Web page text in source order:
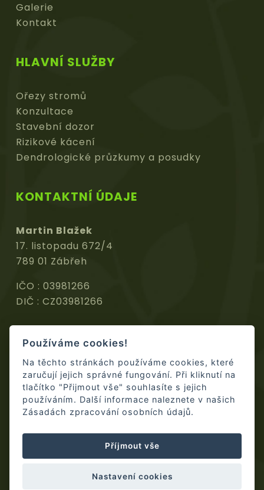
Galerie
Kontakt
HLAVNÍ SLUŽBY
Ořezy stromů
Konzultace
Stavební dozor
Rizikové kácení
Dendrologické průzkumy a posudky
KONTAKTNÍ ÚDAJE
Martin Blažek
17. listopadu 672/4
789 01 Zábřeh
IČO : 03981266
DIČ : CZ03981266
RYCHLÝ KONTAKT
+420 733 615 463
martin@arboblazek.cz
Používáme cookies!
Na těchto stránkách používáme cookies, které
zaručují jejich správné fungování. Při kliknutí na
tlačítko "Přijmout vše" souhlasíte s jejich
používáním. Další informace naleznete v našich
Zásadách zpracování osobních údajů.
Příjmout vše
Nastavení cookies